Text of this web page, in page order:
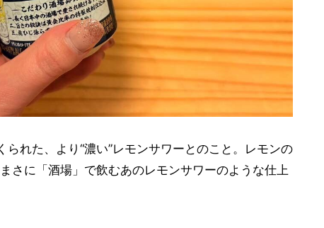
れた、より“濃い”レモンサワーとのこと。レモンの
さに「酒場」で飲むあのレモンサワーのような仕上